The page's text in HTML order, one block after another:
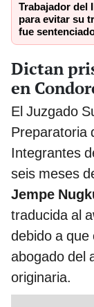
Trabajador del
para evitar su
fue
Dictan
en
El Juzgado
Preparatoria
Integrantes
seis meses
Jempe
traducida al
debido a que
abogado del
originaria.